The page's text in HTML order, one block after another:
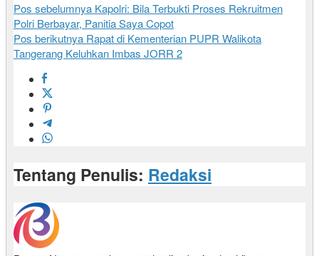
Pos sebelumnya Kapolri: Bila Terbukti Proses Rekruitmen
Polri Berbayar, Panitia Saya Copot
Pos berikutnya Rapat di Kementerian PUPR Walikota
Tangerang Keluhkan Imbas JORR 2
Tentang Penulis: Redaksi